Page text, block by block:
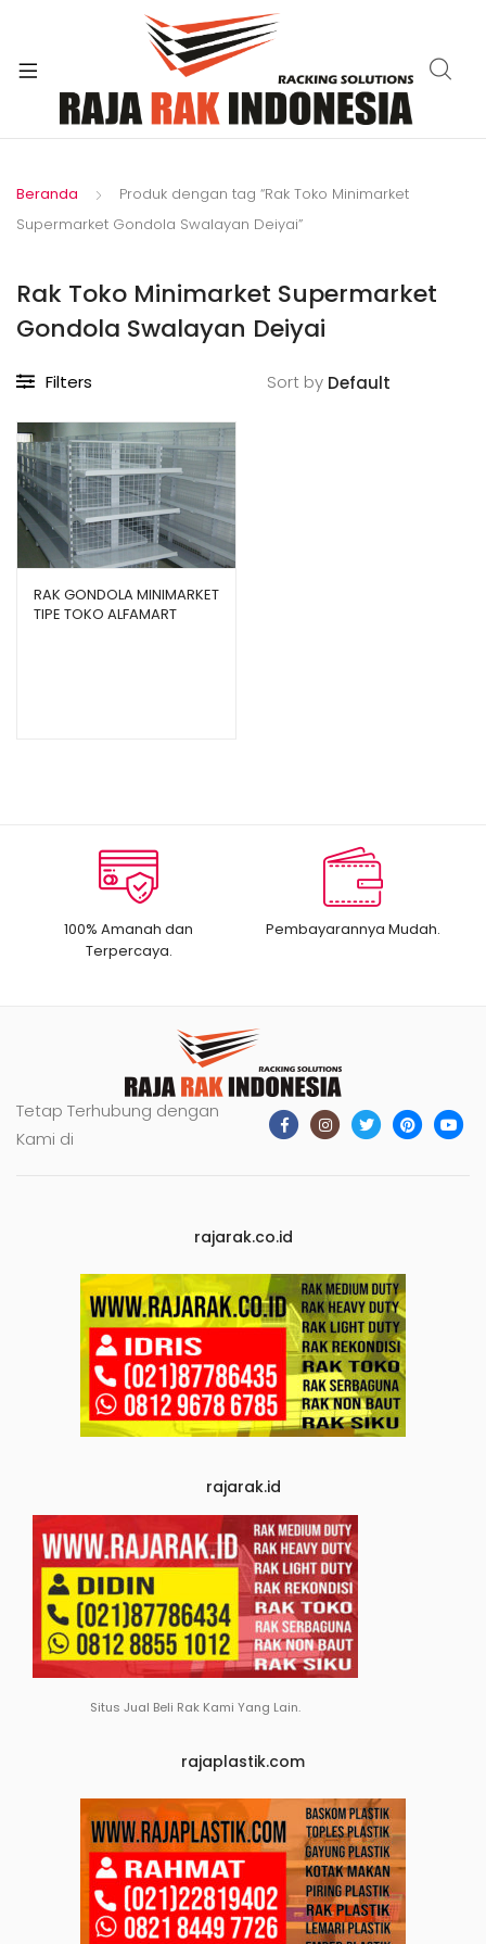
Beranda
Produk dengan tag “Rak Toko Minimarket
Supermarket Gondola Swalayan Deiyai”
Rak Toko Minimarket Supermarket
Gondola Swalayan Deiyai
Filters Sort by
RAK GONDOLA MINIMARKET
TIPE TOKO ALFAMART
100% Amanah dan
Terpercaya.
Pembayarannya Mudah.
Tetap Terhubung dengan
Kami di
rajarak.co.id
rajarak.id
Situs Jual Beli Rak Kami Yang Lain.
rajaplastik.com